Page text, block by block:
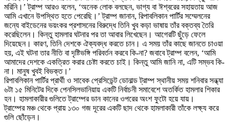
মরিনি।’ ট্রাম্প আরও বলেন, ‘অনেক লোক বলছেন, ভাগ্য বা ঈশ্বরের সহায়তায় আজ
আমি এখানে উপস্থিত হতে পেরেছি।’ ট্রাম্প জানান, রিপাবলিকান পার্টির সম্মেলনের
জন্যে বাইডেনের ভয়ংকর প্রশাসনের বিরুদ্ধে তিনি খুব কড়া ভাষায় তাঁর বক্তব্য তৈরি
করেছিলেন। কিন্তু হামলার ঘটনার পর তা আবার লিখেছেন। আগেরটি ছুঁড়ে ফেলে
দিয়েছেন। কারণ, তিনি দেশকে ঐক্যবদ্ধ করতে চান। এ সময় তাঁর কাছে জানতে চাওয়া
হয়, এই ঘটনা তার নীতি বা দৃষ্টিভঙ্গি পরিবর্তন করবে কি-না? জবাবে ট্রাম্প বলেন, ‘আমি
আমাদের দেশকে একত্রিত করার চেষ্টা করতে চাই। কিন্তু আমি জানি না, এটি সম্ভব কি-
না। মানুষ খুবই বিভক্ত।’
রিপাবলিকান পার্টির প্রার্থী ও সাবেক প্রেসিডেন্ট ডোনাল্ড ট্রাম্প স্থানীয় সময় শনিবার সন্ধ্যা
৬টা ১৫ মিনিটের দিকে পেনসিলভানিয়ায় একটি নির্বাচনী সমাবেশে অতর্কিত হামলার শিকার
হন। হামলাকারীর গুলিতে ট্রাম্পের ডান কানের ওপরের অংশ ফুটো হয়ে যায়।
ট্রাম্পের মঞ্চ থেকে প্রায় ১৩০ গজ দূরের একটি ছাদ থেকে হামলাকারী তাঁকে লক্ষ্য করে
গুলি ছোঁড়েন।